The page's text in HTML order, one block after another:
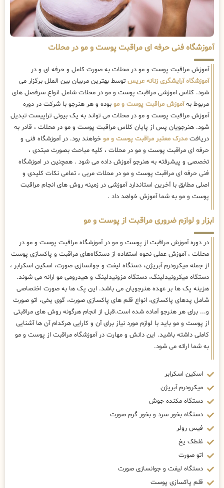
آموزشگاه فنی حرفه ای مراقبت پوست و مو در محلات
آموزش مراقبت پوست و مو در محلات به صورت کامل و حرفه ای و در
آموزشگاه آرایشگری زنانه عریس توسط بهترین مربیان بین الملل برگزار می
شود. کلاس اموزشی مراقبت پوست و مو در محلات شامل انواع سرفصل های
مربوط بهآموزش مراقبت پوست و مو بوده و هر هنرجو با شرکت در دوره
آموزش مراقبت پوست و مو در محلات می تواند به یک بیوتی تراپیست تبدیل
شود. هنرجویان پس از پایان کلاس مراقبت پوست و مو در محلات ، قادر به
دریافت مدرک معتبر مراقبت پوست و مو خواهند بود. در آموزشگاه فنی و
حرفه ای مراقبت پوست و مو در محلات ، کلیه مباحث بصورت مبتدی ،
تخصصی و پیشرفته به هنرجو آموزش داده می شود . همچنین در اموزشگاه
فنی حرفه ای مراقبت پوست و مو در محلات مربی ، تمامی نکات کلیدی و
اصلی مطابق با آخرین استاندارد آموزشی در زمینه روش های انجام مراقبت
پوست و مو به شما آموزش خواهد داد .
ابزار و لوازم ضروری مراقبت از پوست و مو
در دوره آموزش مراقبت از پوست و مو در آموزشگاه مراقبت پوست و مو در
محلات ، آموزش عملی نحوه استفاده از دستگاه‌های مراقبت و پاکسازی پوست
از جمله میکرودرم آبریژن، دستگاه لیفت و جوانسازی صورت، اسکین اسکرابر ،
دستگاه میکرونیدلینگ، دستگاه مزونیدلینگ و هیدرومی مو ارائه می شوند.
هزینه پک ها بر عهده هنرجویان می باشد. این پک ها به صورت اختصاصی
شامل پدهای پاکسازی، انواع قلم های پاکسازی صورت، گوی یخی، اتو صورت
و... برای هر هنرجو آماده شده است.قبل از انجام هرگونه روش های مراقبتی
از پوست و مو باید با لوازم مورد نیاز برای آن و کارایی هرکدام آن ها آشنایی
کاملی داشته باشید. این دانش و مهارت در آموزشگاه مراقبت از پوست و مو
به شما ارائه می شود.
اسکین اسکرابر
میکرودرم آبریژن
دستگاه مکنده جوش
دستگاه بخور سرد و بخور گرم صورت
فیس رولر
غلطک یخ
اتو صورت
دستگاه لیفت و جوانسازی صورت
قلم پاکسازی پوست